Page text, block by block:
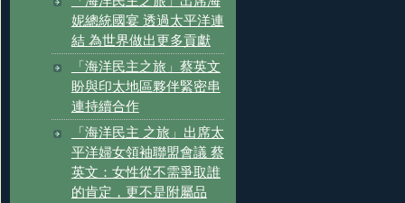
妮總統國宴 透過太平洋連
結 為世界做出更多貢獻
「海洋民主之旅」蔡英文
盼與印太地區夥伴緊密串
連持續合作
「海洋民主 之旅」出席太
平洋婦女領袖聯盟會議 蔡
英文：女性從不需爭取誰
的肯定，更不是附屬品